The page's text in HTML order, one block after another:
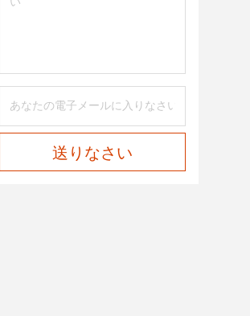
送りなさい